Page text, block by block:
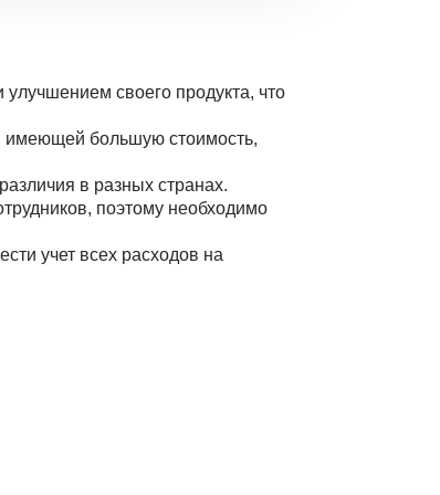
своего продукта, что
имеющей большую стоимость,
в разных странах.
поэтому необходимо
учет всех расходов на